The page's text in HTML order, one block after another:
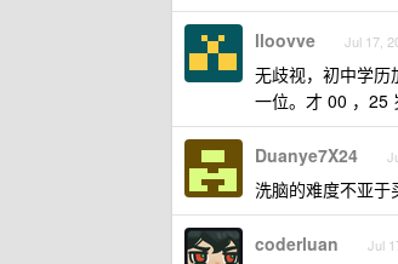
lloovve Jul 17,
无歧视，初中学历
一位。才 00 ，25
Duanye7X24
洗脑的难度不亚于
coderluan Jul